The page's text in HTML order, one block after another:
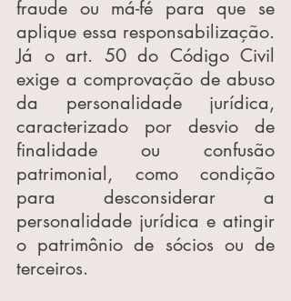
fraude ou má-fé para que se
aplique essa responsabilização.
Já o art. 50 do Código Civil
exige a comprovação de abuso
da personalidade jurídica,
caracterizado por desvio de
finalidade ou confusão
patrimonial, como condição
para desconsiderar a
personalidade jurídica e atingir
o patrimônio de sócios ou de
terceiros.